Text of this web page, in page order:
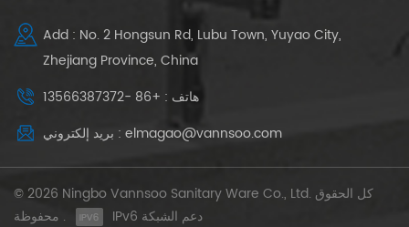
Add : No. 2 Hongsun Rd, Lubu Town, Yuyao City,
Zhejiang Province, China
هاتف : +86 -13566387372
بريد إلكتروني : elmagao@vannsoo.com
© 2026 Ningbo Vannsoo Sanitary Ware Co., Ltd. كل الحقوق
محفوظة .
IPv6 دعم الشبكة